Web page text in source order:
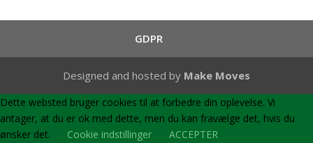
GDPR
Designed and hosted by Make Moves
Dette websted bruger cookies til at forbedre din oplevelse. Vi
antager, at du er ok med dette, men du kan fravælge det, hvis du
ønsker det.
Cookie indstillinger
ACCEPTER